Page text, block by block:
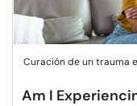
Curación de un trauma
Am I